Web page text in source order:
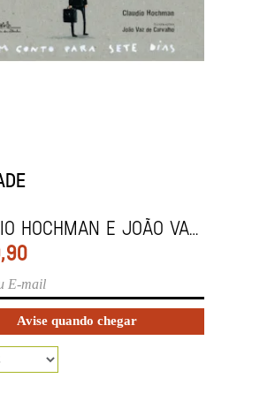
Hochman e João Vaz